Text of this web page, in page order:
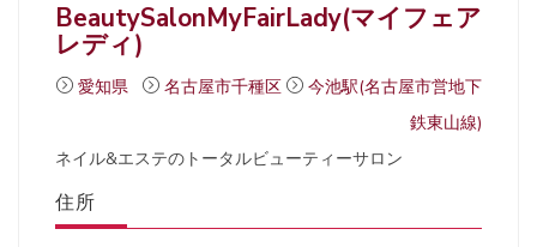
BeautySalonMyFairLady(マイフェア
レディ)
愛知県 名古屋市千種区
今池駅(名古屋市営地下
鉄東山線)
ネイル&エステのトータルビューティーサロン
住所